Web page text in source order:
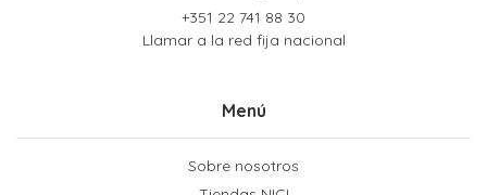
+351 22 741 88 30
Llamar a la red fija nacional
Menú
Sobre nosotros